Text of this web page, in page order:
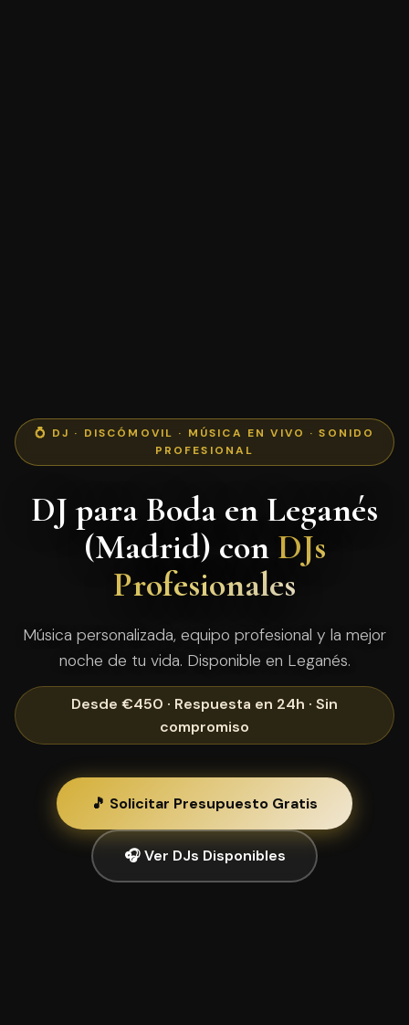
💍 DJ · DISCÓMOVIL · MÚSICA EN VIVO · SONIDO
PROFESIONAL
DJ para Boda en Leganés
(Madrid) con DJs
Profesionales
Música personalizada, equipo profesional y la mejor
noche de tu vida. Disponible en Leganés.
Desde €450 · Respuesta en 24h · Sin
compromiso
🎵 Solicitar Presupuesto Gratis
🎧 Ver DJs Disponibles